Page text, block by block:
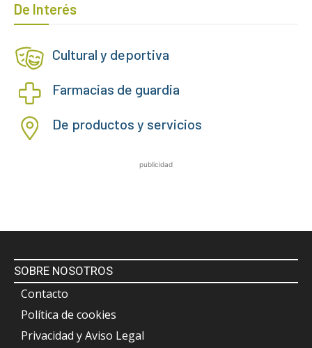
De Interés
Cultural y deportiva
Farmacias de guardia
De productos y servicios
publicidad
SOBRE NOSOTROS
Contacto
Política de cookies
Privacidad y Aviso Legal